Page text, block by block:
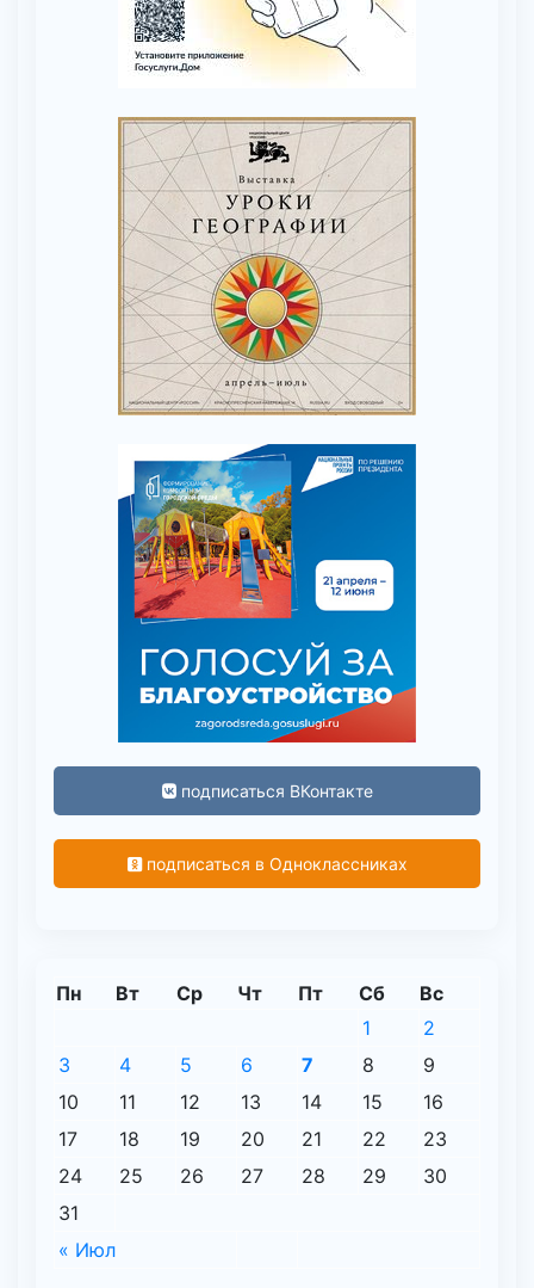
подписаться ВКонтакте
подписаться в Одноклассниках
Пн Вт Ср Чт Пт Сб Вс
« Июл
1
2
3
4 5 6 7 8
9
10
11 12 13 14 15
16
17
18 19 20 21 22
23
24
25 26 27 28 29
30
31